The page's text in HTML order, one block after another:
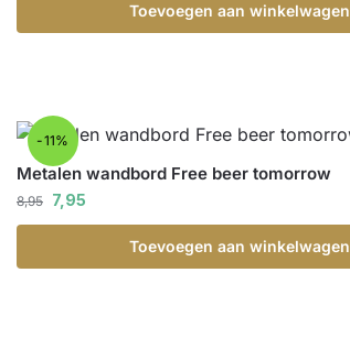
Toevoegen aan winkelwagen
-11%
Metalen wandbord Free beer tomorrow
8,95 7,95
Toevoegen aan winkelwagen